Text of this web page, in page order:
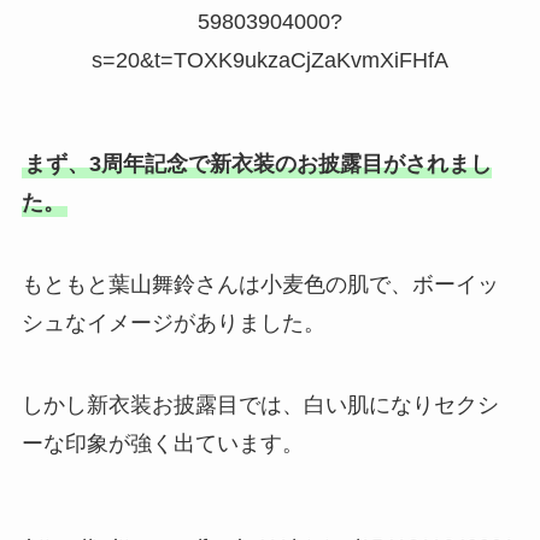
59803904000?
s=20&t=TOXK9ukzaCjZaKvmXiFHfA
まず、3周年記念で新衣装のお披露目がされまし
た。
もともと葉山舞鈴さんは小麦色の肌で、ボーイッ
シュなイメージがありました。
しかし新衣装お披露目では、白い肌になりセクシ
ーな印象が強く出ています。